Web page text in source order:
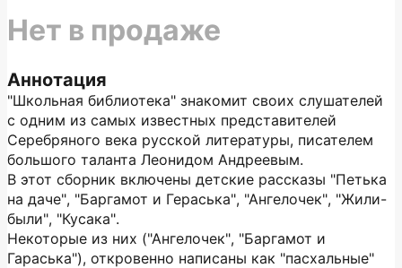
Аннотация
"Школьная библиотека" знакомит своих слушателей
с одним из самых известных представителей
Серебряного века русской литературы, писателем
большого таланта Леонидом Андреевым.
В этот сборник включены детские рассказы "Петька
на даче", "Баргамот и Гераська", "Ангелочек", "Жили-
были", "Кусака".
Некоторые из них ("Ангелочек", "Баргамот и
Гараська"), откровенно написаны как "пасхальные"
Нет в продаже